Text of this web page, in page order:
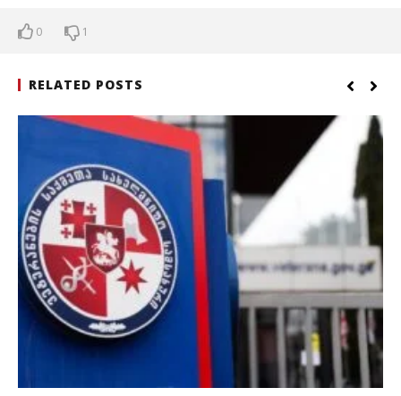
0 1
RELATED POSTS